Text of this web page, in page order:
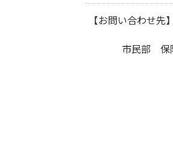
【お問い合わせ先】
市民部 保